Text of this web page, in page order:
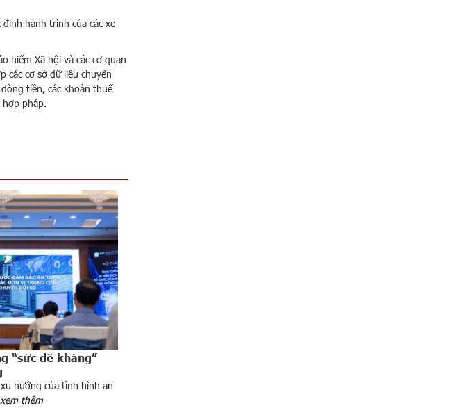
hành trình của các xe
hiểm Xã hội và các cơ quan
các cơ sở dữ liệu chuyên
tiền, các khoản thuế
pháp.
“sức đề kháng”
hướng của tình hình an
xem thêm